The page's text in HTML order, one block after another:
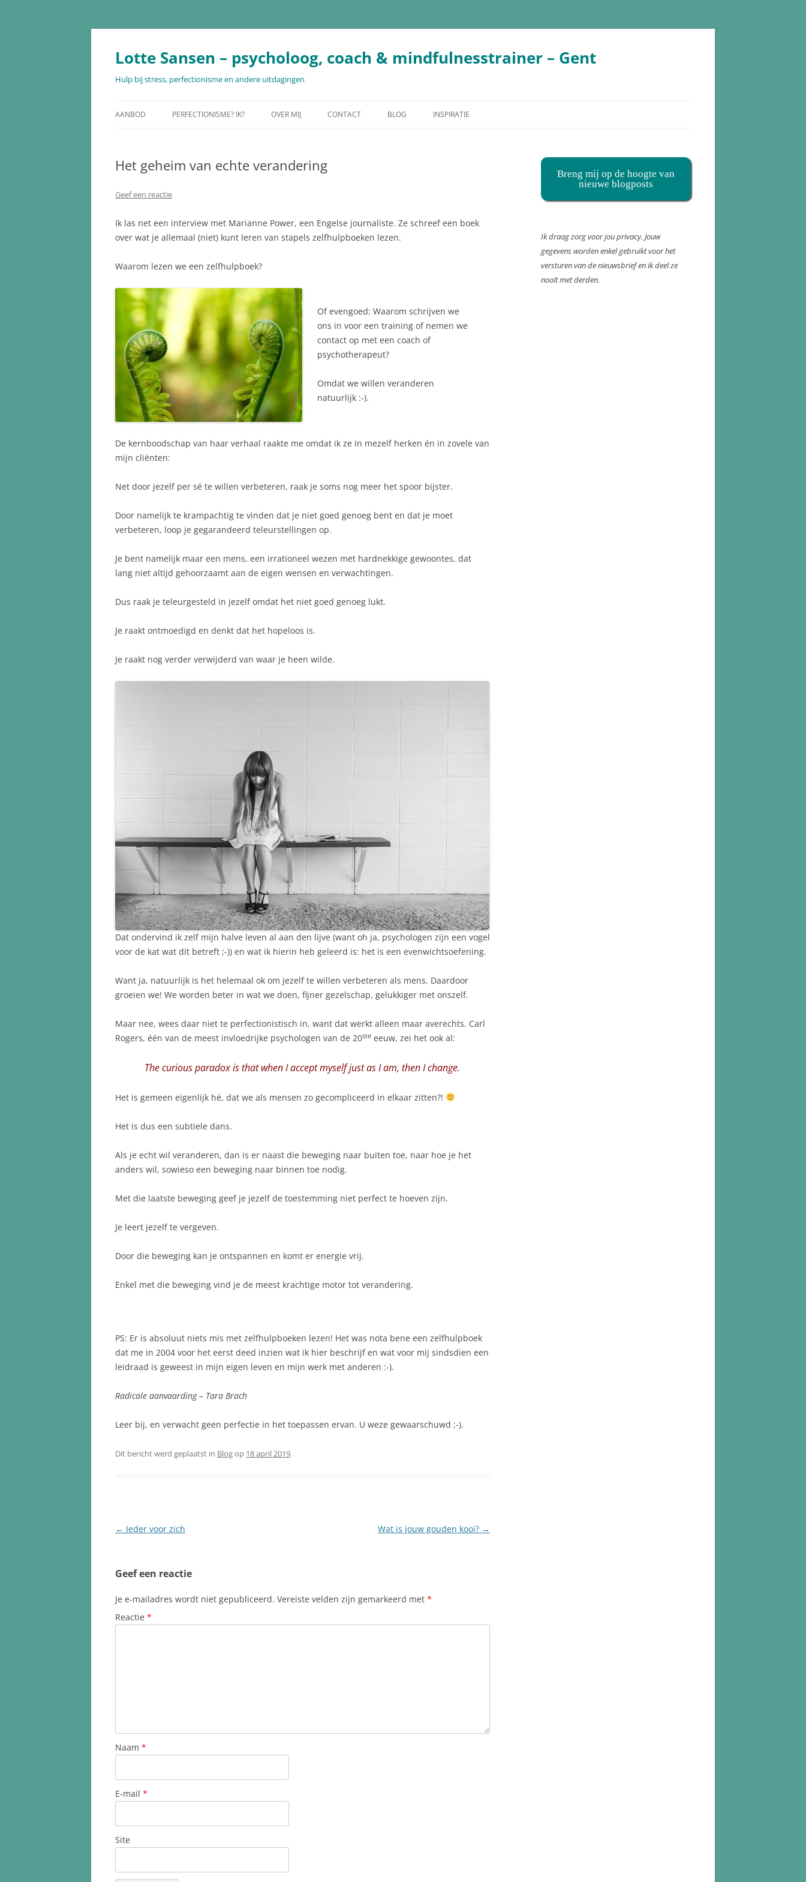
Ga
inhoud
Lotte Sansen – psycholoog, coach & mindfulnesstrainer – Gent
Hulp bij stress, perfectionisme en andere uitdagingen
AANBOD
COACHTRAJECT PERFECTIONISME
LOOPBAANBEGELEIDING
PERFECTIONISME? IK? OVER MIJ CONTACT BLOG INSPIRATIE
Het geheim van echte verandering
Geef een reactie
Ik las net een interview met Marianne Power, een Engelse journaliste. Ze schreef een boek
over wat je allemaal (niet) kunt leren van stapels zelfhulpboeken lezen.
Waarom lezen we een zelfhulpboek?
Of evengoed: Waarom schrijven we
ons in voor een training of nemen we
contact op met een coach of
psychotherapeut?
Omdat we willen veranderen
natuurlijk :-).
De kernboodschap van haar verhaal raakte me omdat ik ze in mezelf herken én in zovele van
mijn cliënten:
Net door jezelf per sé te willen verbeteren, raak je soms nog meer het spoor bijster.
Door namelijk te krampachtig te vinden dat je niet goed genoeg bent en dat je moet
verbeteren, loop je gegarandeerd teleurstellingen op.
Je bent namelijk maar een mens, een irrationeel wezen met hardnekkige gewoontes, dat
lang niet altijd gehoorzaamt aan de eigen wensen en verwachtingen.
Dus raak je teleurgesteld in jezelf omdat het niet goed genoeg lukt.
Je raakt ontmoedigd en denkt dat het hopeloos is.
Je raakt nog verder verwijderd van waar je heen wilde.
Dat ondervind ik zelf mijn halve leven al aan den lijve (want oh ja, psychologen zijn een vogel
voor de kat wat dit betreft ;-)) en wat ik hierin heb geleerd is: het is een evenwichtsoefening.
Want ja, natuurlijk is het helemaal ok om jezelf te willen verbeteren als mens. Daardoor
groeien we! We worden beter in wat we doen, fijner gezelschap, gelukkiger met onszelf.
Maar nee, wees daar niet te perfectionistisch in, want dat werkt alleen maar averechts. Carl
Rogers, één van de meest invloedrijke psychologen van de 20ste eeuw, zei het ook al:
The curious paradox is that when I accept myself just as I am, then I change.
Het is gemeen eigenlijk hé, dat we als mensen zo gecompliceerd in elkaar zitten?!
Het is dus een subtiele dans.
Als je echt wil veranderen, dan is er naast die beweging naar buiten toe, naar hoe je het
anders wil, sowieso een beweging naar binnen toe nodig.
Met die laatste beweging geef je jezelf de toestemming niet perfect te hoeven zijn.
Je leert jezelf te vergeven.
Door die beweging kan je ontspannen en komt er energie vrij.
Enkel met die beweging vind je de meest krachtige motor tot verandering.
PS: Er is absoluut niets mis met zelfhulpboeken lezen! Het was nota bene een zelfhulpboek
dat me in 2004 voor het eerst deed inzien wat ik hier beschrijf en wat voor mij sindsdien een
leidraad is geweest in mijn eigen leven en mijn werk met anderen :-).
Radicale aanvaarding – Tara Brach
Leer bij, en verwacht geen perfectie in het toepassen ervan. U weze gewaarschuwd ;-).
Dit bericht werd geplaatst in Blogop 18 april 2019.
Berichtnavigatie
← Ieder voor zich Wat is jouw gouden kooi? →
Geef een reactie
Je e-mailadres wordt niet gepubliceerd. Vereiste velden zijn gemarkeerd met *
Reactie *
Naam *
E-mail *
Site
Breng mij op de hoogte van
nieuwe blogposts
Ik draag zorg voor jou privacy. Jouw
gegevens worden enkel gebruikt voor het
versturen van de nieuwsbrief en ik deel ze
nooit met derden.